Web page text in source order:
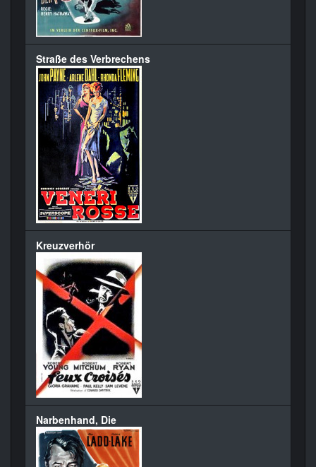
Straße des Verbrechens
Kreuzverhör
Narbenhand, Die